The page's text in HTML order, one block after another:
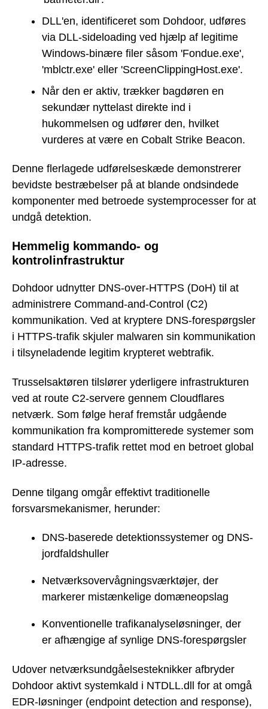
DLL'en, identificeret som Dohdoor, udføres
via DLL-sideloading ved hjælp af legitime
Windows-binære filer såsom 'Fondue.exe',
'mblctr.exe' eller 'ScreenClippingHost.exe'.
Når den er aktiv, trækker bagdøren en
sekundær nyttelast direkte ind i
hukommelsen og udfører den, hvilket
vurderes at være en Cobalt Strike Beacon.
Denne flerlagede udførelseskæde demonstrerer
bevidste bestræbelser på at blande ondsindede
komponenter med betroede systemprocesser for at
undgå detektion.
Hemmelig kommando- og
kontrolinfrastruktur
Dohdoor udnytter DNS-over-HTTPS (DoH) til at
administrere Command-and-Control (C2)
kommunikation. Ved at kryptere DNS-forespørgsler
i HTTPS-trafik skjuler malwaren sin kommunikation
i tilsyneladende legitim krypteret webtrafik.
Trusselsaktøren tilslører yderligere infrastrukturen
ved at route C2-servere gennem Cloudflares
netværk. Som følge heraf fremstår udgående
kommunikation fra kompromitterede systemer som
standard HTTPS-trafik rettet mod en betroet global
IP-adresse.
Denne tilgang omgår effektivt traditionelle
forsvarsmekanismer, herunder:
DNS-baserede detektionssystemer og DNS-
jordfaldshuller
Netværksovervågningsværktøjer, der
markerer mistænkelige domæneopslag
Konventionelle trafikanalyseløsninger, der
er afhængige af synlige DNS-forespørgsler
Udover netværksundgåelsesteknikker afbryder
Dohdoor aktivt systemkald i NTDLL.dll for at omgå
EDR-løsninger (endpoint detection and response),